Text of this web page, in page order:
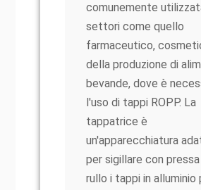
comunemente
settori come quello
farmaceutico,
della produzione di
bevande, dove è
l'uso di tappi ROPP. La
tappatrice è
un'apparecchiatura
per sigillare con pressa
rullo i tappi in alluminio